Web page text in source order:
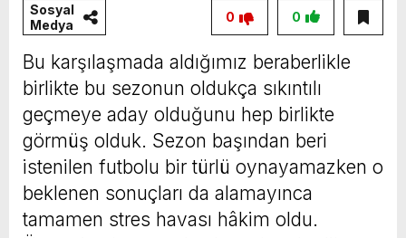
Sosyal
Medya
0
0
Bu karşılaşmada aldığımız beraberlikle
birlikte bu sezonun oldukça sıkıntılı
geçmeye aday olduğunu hep birlikte
görmüş olduk. Sezon başından beri
istenilen futbolu bir türlü oynayamazken o
beklenen sonuçları da alamayınca
tamamen stres havası hâkim oldu.